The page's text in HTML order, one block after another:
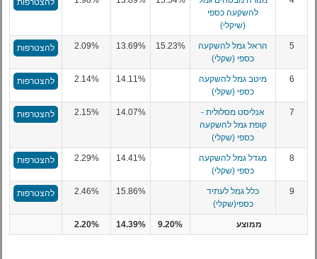
להשקעה כספי
(שיקלי)
להצטרפות
5
הראל גמל להשקעה
כספי (שקלי)
15.23%
13.69%
2.09% להצטרפות
6
מיטב גמל להשקעה
כספי (שקלי)
14.11%
2.14% להצטרפות
7
אנליסט מסלולית -
קופת גמל להשקעה
כספי (שקלי)
14.07%
2.15% להצטרפות
8
מגדל גמל להשקעה
כספי (שקלי)
14.41%
2.29% להצטרפות
9
כלל גמל לעתיד
כספי(שקלי)
15.86%
2.46% להצטרפות
ממוצע 9.20%
14.39%
2.20%